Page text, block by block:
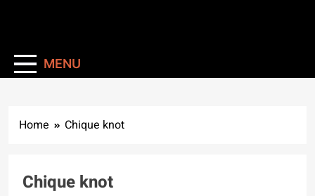
MENU
Home Chique knot
Chique knot